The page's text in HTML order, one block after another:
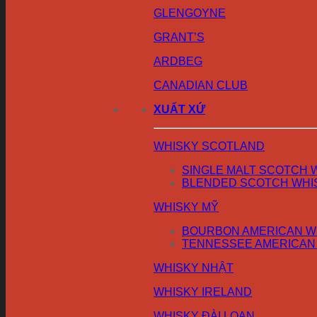
GLENGOYNE
GRANT’S
ARDBEG
CANADIAN CLUB
XUẤT XỨ
WHISKY SCOTLAND
SINGLE MALT SCOTCH
BLENDED SCOTCH
WHISKY MỸ
BOURBON AMERICAN
TENNESSEE
WHISKY NHẬT
WHISKY IRELAND